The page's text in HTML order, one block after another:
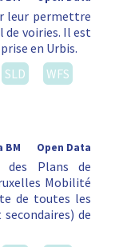
leur permettre
de voiries. Il est
en Urbis.
SLD
WFS
Open Data
BM
des Plans de
Mobilité
de toutes les
de